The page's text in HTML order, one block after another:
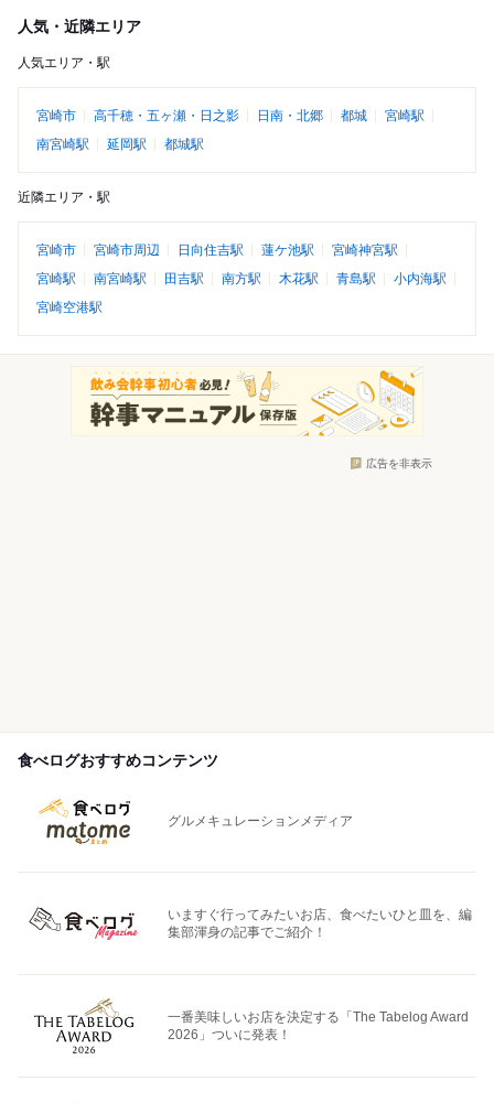
人気・近隣エリア
人気エリア・駅
宮崎市 高千穂・五ヶ瀬・日之影 日南・北郷 都城
宮崎駅
南宮崎駅
延岡駅 都城駅
近隣エリア・駅
宮崎市 宮崎市周辺 日向住吉駅 蓮ケ池駅
宮崎神宮駅
宮崎駅
南宮崎駅 田吉駅 南方駅 木花駅 青島駅
小内海駅
宮崎空港駅
広告を非表示
食べログおすすめコンテンツ
グルメキュレーションメディア
いますぐ行ってみたいお店、食べたいひと皿を、編
集部渾身の記事でご紹介！
一番美味しいお店を決定する「The Tabelog Award
2026」ついに発表！